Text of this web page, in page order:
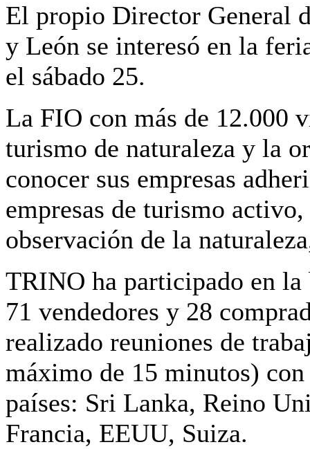
El propio Director General
y León se interesó en la
el sábado 25.
La FIO con más de 12.000
turismo de naturaleza y la
conocer sus empresas
empresas de turismo
observación de la
TRINO ha participado en la
71 vendedores y 28
realizado reuniones de
máximo de 15 minutos)
países: Sri Lanka, Reino
Francia, EEUU, Suiza.